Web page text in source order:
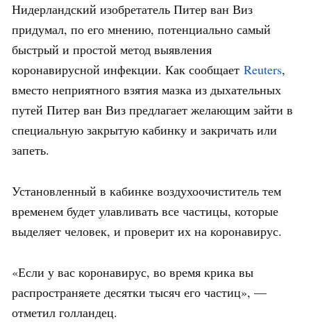
Нидерландский изобретатель Питер ван Виз
придумал, по его мнению, потенциально самый
быстрый и простой метод выявления
коронавирусной инфекции. Как сообщает Reuters,
вместо неприятного взятия мазка из дыхательных
путей Питер ван Виз предлагает желающим зайти в
специальную закрытую кабинку и закричать или
запеть.
Установленный в кабинке воздухоочиститель тем
временем будет улавливать все частицы, которые
выделяет человек, и проверит их на коронавирус.
«Если у вас коронавирус, во время крика вы
распространяете десятки тысяч его частиц», —
отметил голландец.